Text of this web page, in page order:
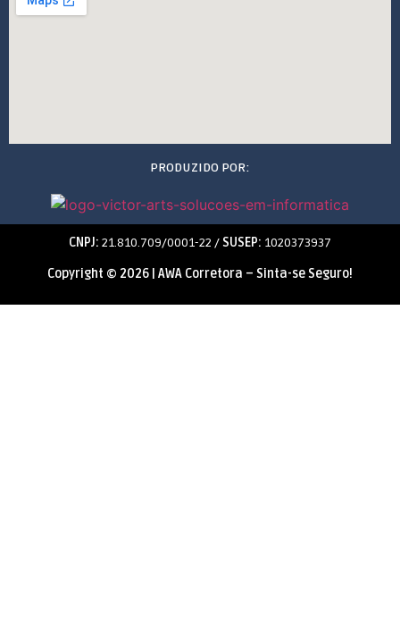
PRODUZIDO POR:
CNPJ: 21.810.709/0001-22 /SUSEP: 1020373937
Copyright © 2026 | AWA Corretora – Sinta-se Seguro!